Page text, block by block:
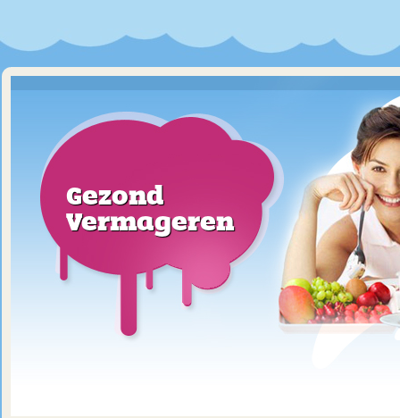
Gezond
Vermageren